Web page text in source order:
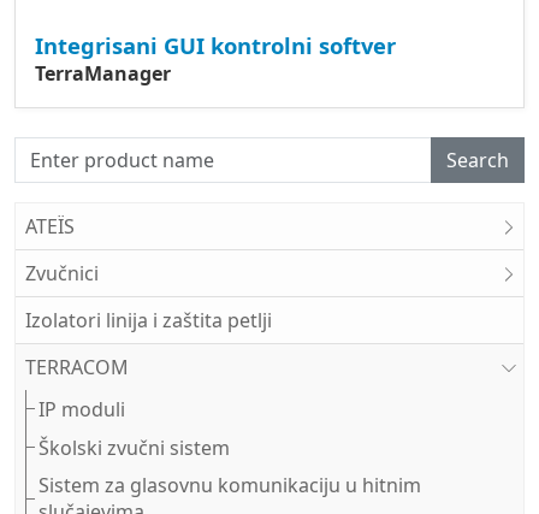
Integrisani GUI kontrolni softver
TerraManager
Search
ATEÏS
Zvučnici
Izolatori linija i zaštita petlji
TERRACOM
IP moduli
Školski zvučni sistem
Sistem za glasovnu komunikaciju u hitnim